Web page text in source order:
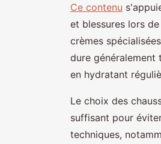
Ce contenu
et blessures lors
crèmes
dure généralement
en hydratant
Le choix des
suffisant pour
techniques,